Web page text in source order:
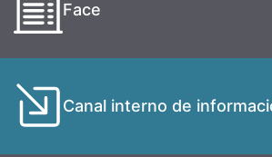
Face
Canal interno de